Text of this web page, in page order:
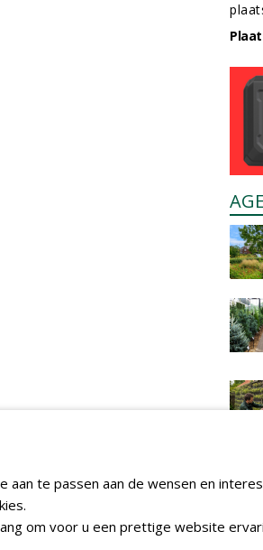
te passen aan de wensen en
om voor u een prettige website